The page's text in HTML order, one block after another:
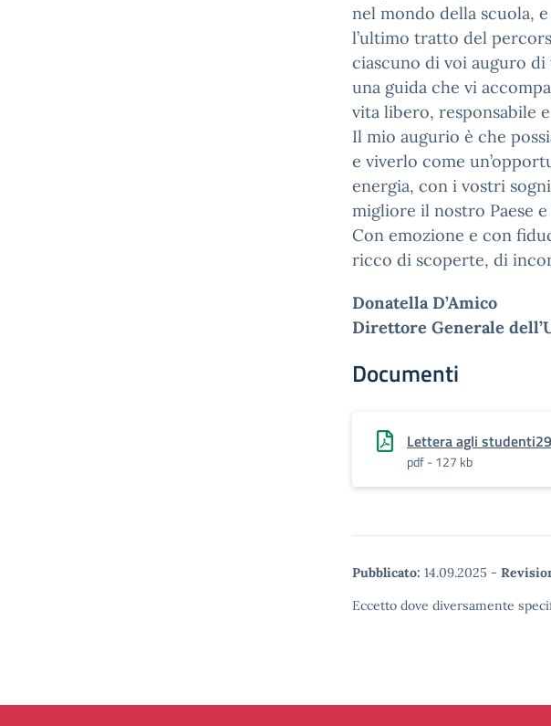
nel mondo della scuola,
l’ultimo tratto del
ciascuno di voi auguro di
una guida che vi
vita libero, responsabile
Il mio augurio è che
e viverlo come
energia, con i vostri
migliore il nostro Paese
Con emozione e con
ricco di scoperte, di
Donatella D’Amico
Direttore Generale
Documenti
Lettera agli
pdf - 127 kb
Pubblicato: 14.09.2025 -
Eccetto dove diversamente